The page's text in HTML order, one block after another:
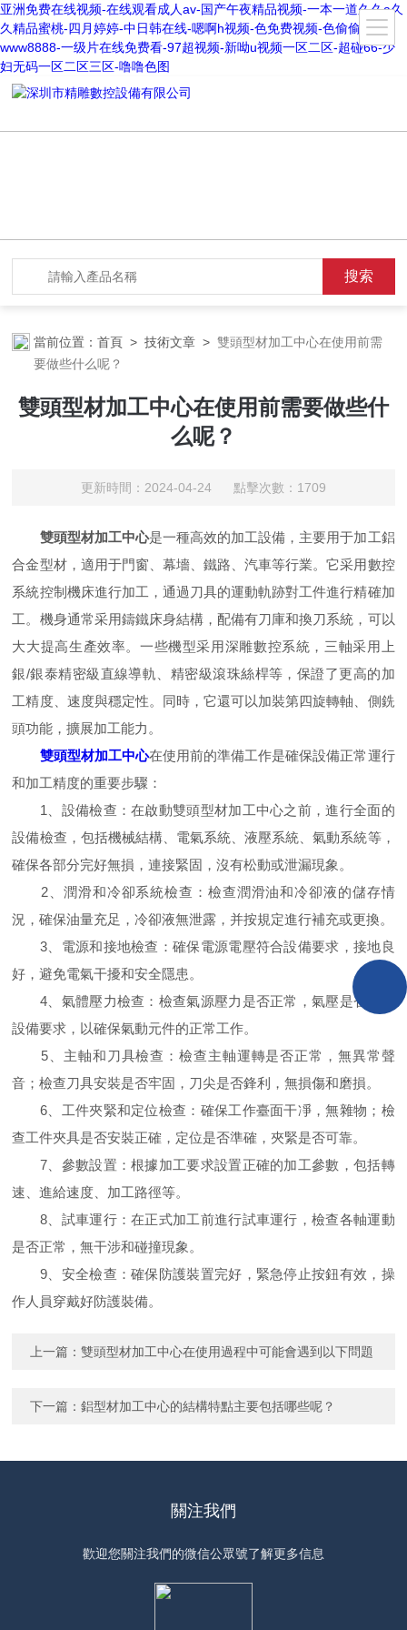
亚洲免费在线视频-在线观看成人av-国产午夜精品视频-一本一道久久a久
久精品蜜桃-四月婷婷-中日韩在线-嗯啊h视频-色免费视频-色偷偷
www8888-一级片在线免费看-97超视频-新呦u视频一区二区-超碰66-少
妇无码一区二区三区-噜噜色图
當前位置：首頁 >技術文章 >雙頭型材加工中心在使用前需
要做些什么呢？
雙頭型材加工中心在使用前需要做些什
么呢？
更新時間：2024-04-24 點擊次數：1709
雙頭型材加工中心是一種高效的加工設備，主要用于加工鋁
合金型材，適用于門窗、幕墻、鐵路、汽車等行業。它采用數控
系統控制機床進行加工，通過刀具的運動軌跡對工件進行精確加
工。機身通常采用鑄鐵床身結構，配備有刀庫和換刀系統，可以
大大提高生產效率。一些機型采用深雕數控系統，三軸采用上
銀/銀泰精密級直線導軌、精密級滾珠絲桿等，保證了更高的加
工精度、速度與穩定性。同時，它還可以加裝第四旋轉軸、側銑
頭功能，擴展加工能力。
雙頭型材加工中心在使用前的準備工作是確保設備正常運行
和加工精度的重要步驟：
1、設備檢查：在啟動雙頭型材加工中心之前，進行全面的
設備檢查，包括機械結構、電氣系統、液壓系統、氣動系統等，
確保各部分完好無損，連接緊固，沒有松動或泄漏現象。
2、潤滑和冷卻系統檢查：檢查潤滑油和冷卻液的儲存情
況，確保油量充足，冷卻液無泄露，并按規定進行補充或更換。
3、電源和接地檢查：確保電源電壓符合設備要求，接地良
好，避免電氣干擾和安全隱患。
4、氣體壓力檢查：檢查氣源壓力是否正常，氣壓是否達到
設備要求，以確保氣動元件的正常工作。
5、主軸和刀具檢查：檢查主軸運轉是否正常，無異常聲
音；檢查刀具安裝是否牢固，刀尖是否鋒利，無損傷和磨損。
6、工件夾緊和定位檢查：確保工作臺面干凈，無雜物；檢
查工件夾具是否安裝正確，定位是否準確，夾緊是否可靠。
7、參數設置：根據加工要求設置正確的加工參數，包括轉
速、進給速度、加工路徑等。
8、試車運行：在正式加工前進行試車運行，檢查各軸運動
是否正常，無干涉和碰撞現象。
9、安全檢查：確保防護裝置完好，緊急停止按鈕有效，操
作人員穿戴好防護裝備。
上一篇：雙頭型材加工中心在使用過程中可能會遇到以下問題
下一篇：鋁型材加工中心的結構特點主要包括哪些呢？
關注我們
歡迎您關注我們的微信公眾號了解更多信息